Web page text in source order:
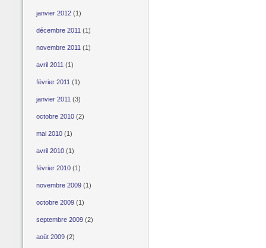
janvier 2012(1)
décembre 2011 (1)
novembre 2011 (1)
avril 2011 (1)
février 2011 (1)
janvier 2011 (3)
octobre 2010(2)
mai 2010(1)
avril 2010(1)
février 2010(1)
novembre 2009(1)
octobre 2009(1)
septembre 2009(2)
août 2009(2)